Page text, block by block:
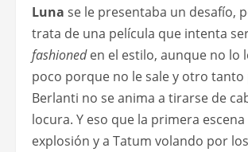
Luna se le presentaba un desafío,
trata de una película que intenta
fashioneden el estilo, aunque no lo
poco porque no le sale y otro
Berlanti no se anima a tirarse de
locura. Y eso que la primera
explosión y a Tatum volando por